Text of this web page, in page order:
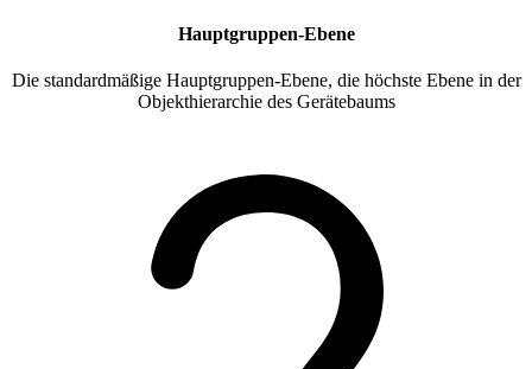
Hauptgruppen-Ebene
Die standardmäßige Hauptgruppen-Ebene, die höchste Ebene in der
Objekthierarchie des Gerätebaums